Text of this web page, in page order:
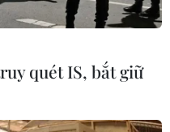
lượng.
quét IS, bắt giữ